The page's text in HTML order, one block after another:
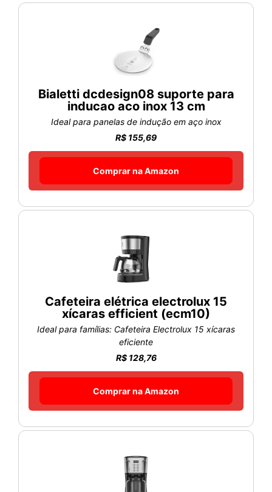
Bialetti dcdesign08 suporte para
inducao aco inox 13 cm
Ideal para panelas de indução em aço inox
R$ 155,69
Comprar na Amazon
Cafeteira elétrica electrolux 15
xícaras efficient (ecm10)
Ideal para famílias: Cafeteira Electrolux 15 xícaras
eficiente
R$ 128,76
Comprar na Amazon